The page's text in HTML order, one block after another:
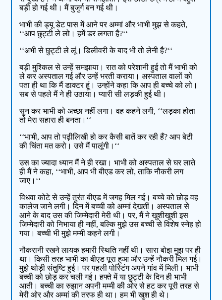
बड़ी हो गई थी। मैं बुजुर्ग बन गई थी।
भाभी की ड्यू डेट पास में आने पर अम्मां और भाभी मुझ से कहते,
‘‘आप छुट्टी ले लो। हमें डर लगता है?‘‘
‘‘अभी से छुट्टी ले लूं। डिलीवरी के बाद भी तो लेनी है?‘‘
बड़ी मुश्किल से उन्हें समझाया। रात को परेशानी हुई तो मैं भाभी को
ले कर अस्पताल गई और उन्हें भरती कराया। अस्पताल वालों को
पता ही था कि मैं डाक्टर हूं। उन्होंने कहा कि आप ही बच्चे को लो।
सब से पहले मैं ने ही उठाया। प्यारी सी लड़की हुई थी।
सुन कर भाभी को अच्छा नहीं लगा। वह कहने लगी, ‘‘लड़का होता
तो मेरा सहारा ही बनता।‘‘
‘‘भाभी, आप तो पढ़ीलिखी हो कर कैसी बातें कर रही हैं? आप बेटी
की चिंता मत करो। उसे मैं पालूंगी।‘‘
उस का ज्यादा ध्यान मैं ने ही रखा। भाभी को अस्पताल से घर लाते
ही मैं ने कहा, ‘‘भाभी, आप भी बीएड कर लो, ताकि नौकरी लग
जाए।‘‘
विधवा कोटे से उन्हें तुरंत बीएड में जगह मिल गई। बच्चे को छोड़ वह
कालेज जाने लगी। दिन में बच्ची को अम्मां देखतीं। अस्पताल से
आने के बाद उस की जिम्मेदारी मेरी थी। पर, मैं ने खुशीखुशी इस
जिम्मेदारी को निभाया ही नहीं, बल्कि मुझे उस बच्ची से विशेष स्नेह हो
गया। बच्ची भी मुझे मम्मी कहने लगी।
नौकरानी रखने लायक हमारी स्थिति नहीं थी। सारा बोझ मुझ पर ही
था। किसी तरह भाभी का बीएड पूरा हुआ और उन्हें नौकरी मिल गई।
मुझे थोड़ी संतुष्टि हुई। पर पहली पोस्टिंग अपने गांव में मिली। भाभी
बच्ची को छोड़ कर चली गई। हफ्ते में या छुट्टी के दिन ही भाभी
आती। बच्ची का रुझान अपनी मम्मी की ओर से हट कर पूरी तरह से
मेरी ओर और अम्मां की तरफ ही था। हम भी खुश ही थे।